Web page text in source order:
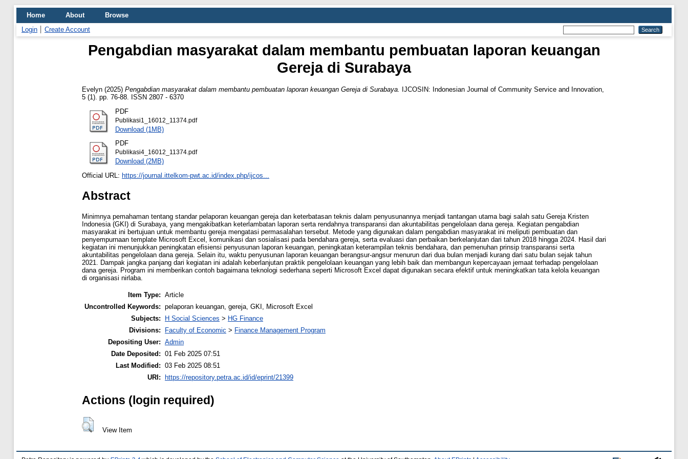
Home About
Browse
Login
Create Account
Pengabdian masyarakat dalam membantu pembuatan laporan keuangan
Gereja di Surabaya
Evelyn (2025) Pengabdian masyarakat dalam membantu pembuatan laporan keuangan Gereja di Surabaya.
IJCOSIN: Indonesian Journal of Community Service and Innovation,
5 (1). pp. 76-88. ISSN 2807 - 6370
PDF
Publikasi1_16012_11374.pdf
Download (1MB)
PDF
Publikasi4_16012_11374.pdf
Download (2MB)
Official URL: https://journal.ittelkom-pwt.ac.id/index.php/ijcos...
Abstract
Minimnya pemahaman tentang standar pelaporan keuangan gereja dan keterbatasan teknis dalam penyusunannya menjadi tantangan utama bagi salah satu Gereja Kristen
Indonesia (GKI) di Surabaya, yang mengakibatkan keterlambatan laporan serta rendahnya transparansi dan akuntabilitas pengelolaan dana gereja. Kegiatan pengabdian
masyarakat ini bertujuan untuk membantu gereja mengatasi permasalahan tersebut. Metode yang digunakan dalam pengabdian masyarakat ini meliputi pembuatan dan
penyempurnaan template Microsoft Excel, komunikasi dan sosialisasi pada bendahara gereja, serta evaluasi dan perbaikan berkelanjutan dari tahun 2018 hingga 2024. Hasil dari
kegiatan ini menunjukkan peningkatan efisiensi penyusunan laporan keuangan, peningkatan keterampilan teknis bendahara, dan pemenuhan prinsip transparansi serta
akuntabilitas pengelolaan dana gereja. Selain itu, waktu penyusunan laporan keuangan berangsur-angsur menurun dari dua bulan menjadi kurang dari satu bulan sejak tahun
2021. Dampak jangka panjang dari kegiatan ini adalah keberlanjutan praktik pengelolaan keuangan yang lebih baik dan membangun kepercayaan jemaat terhadap pengelolaan
dana gereja. Program ini memberikan contoh bagaimana teknologi sederhana seperti Microsoft Excel dapat digunakan secara efektif untuk meningkatkan tata kelola keuangan
di organisasi nirlaba.
Item Type: Article
Uncontrolled Keywords: pelaporan keuangan, gereja, GKI, Microsoft Excel
Subjects:
H Social Sciences > HG Finance
Divisions:
Faculty of Economic > Finance Management Program
Depositing User: Admin
Date Deposited: 01 Feb 2025 07:51
Last Modified: 03 Feb 2025 08:51
URI:
https://repository.petra.ac.id/id/eprint/21399
Actions (login required)
View Item